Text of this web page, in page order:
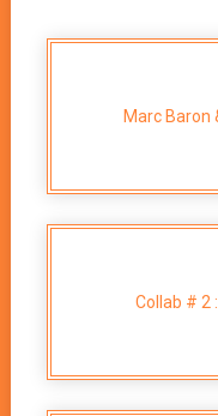
Marc Baron
Collab # 2